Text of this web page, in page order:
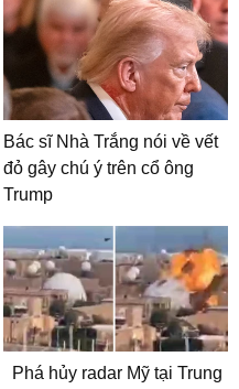
Bác sĩ Nhà Trắng nói về vết
đỏ gây chú ý trên cổ ông
Trump
Phá hủy radar Mỹ tại Trung